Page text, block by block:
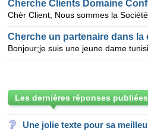
Cherche un partenaire dans la
Les dernières réponses publiées
Une jolie texte pour sa